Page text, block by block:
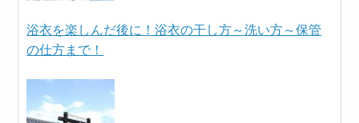
浴衣を楽しんだ後に！浴衣の干し方～洗い方～保管
の仕方まで！